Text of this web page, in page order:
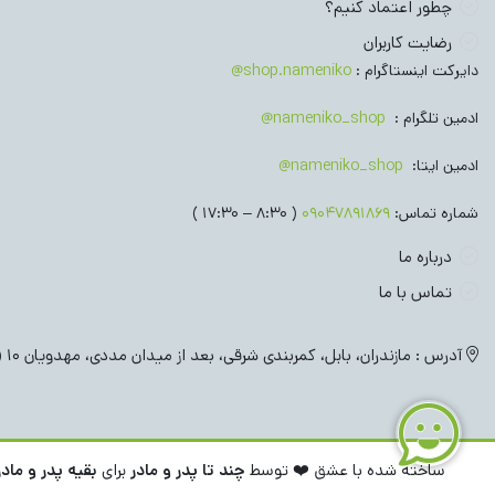
چطور اعتماد کنیم؟
رضایت کاربران
دایرکت اینستاگرام : shop.nameniko@
ادمین تلگرام : nameniko_shop@
ادمین ایتا: nameniko_shop@
شماره تماس: 09047891869
( 8:30 – 17:30 )
درباره ما
تماس با ما
آدرس : مازندران، بابل، کمربندی شرقی، بعد از میدان مددی، مهدویان 10 ( فروش حضوری نداریم )
ساخته شده با عشق ❤️ توسط چند تا پدر و مادر برای بقیه پدر و